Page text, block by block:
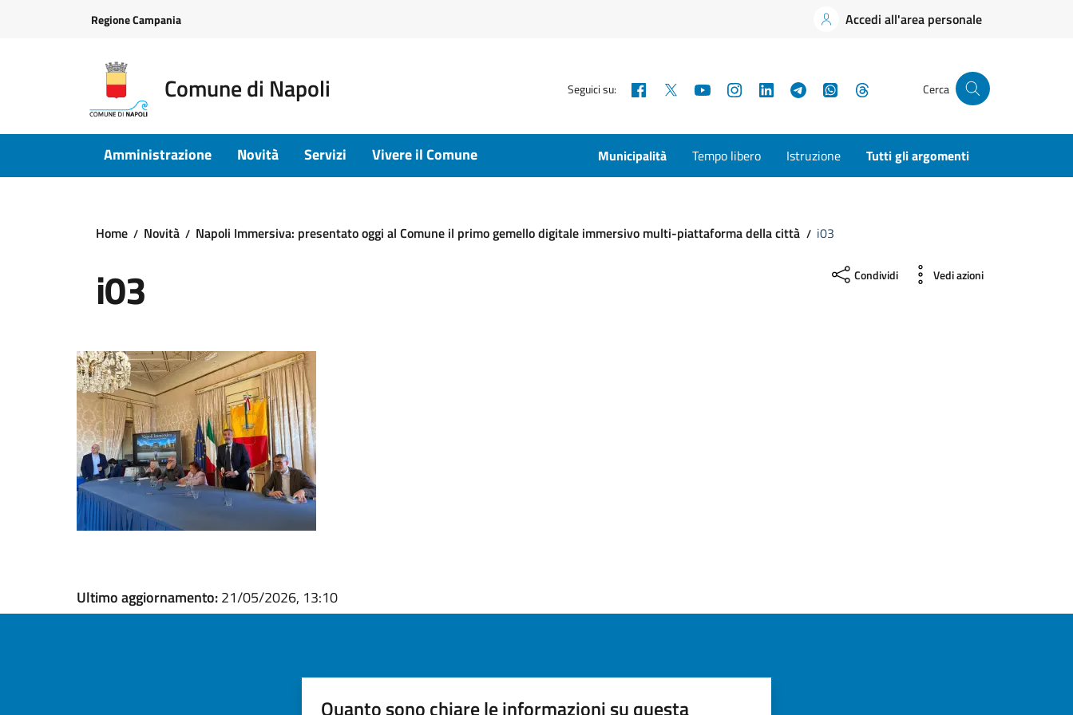
Regione Campania Accedi all'area personale
Comune di Napoli Seguici su: Facebook YouTubeInstagramLinkedInTelegramWhatsApp Cerca
Amministrazione Novità Servizi Vivere il Comune Municipalità Tempo libero Istruzione Tutti gli argomenti
Home Novità Napoli Immersiva: presentato oggi al Comune il primo gemello digitale immersivo multi-piattaforma della città i03
i03 Condividi Vedi azioni
Ultimo aggiornamento:21/05/2026, 13:10
Quanto sono chiare le informazioni su questa